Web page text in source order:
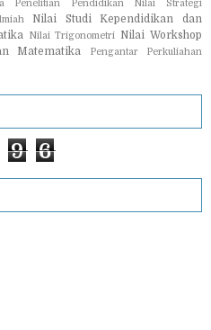
Penelitian Pendidikan
Nilai Strategi
Nilai Studi Kependidikan dan
Nilai Trigonometri
Nilai Workshop
Matematika
Pengantar Perkuliahan
9 6